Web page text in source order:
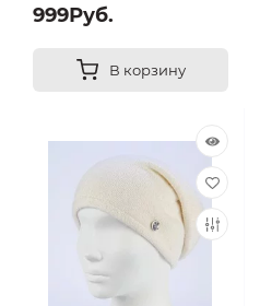
999Руб.
В корзину